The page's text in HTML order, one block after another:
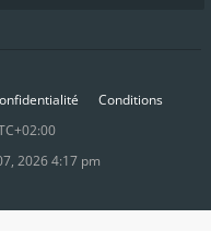
Conditions
2026 4:17 pm